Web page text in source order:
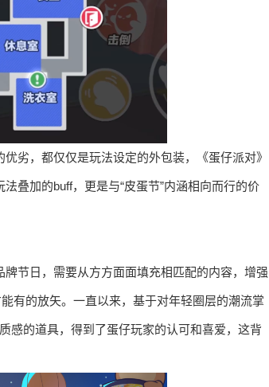
劣，都仅仅是玩法设定的外包装，《蛋仔派对》
叠加的buff，更是与“皮蛋节”内涵相向而行的价
节日，需要从方方面面填充相匹配的内容，增强
有的放矢。一直以来，基于对年轻圈层的潮流掌
感的道具，得到了蛋仔玩家的认可和喜爱，这背